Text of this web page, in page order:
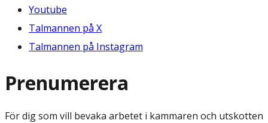
Youtube
Talmannen på X
Talmannen på Instagram
Prenumerera
För dig som vill bevaka arbetet i kammaren och utskotten